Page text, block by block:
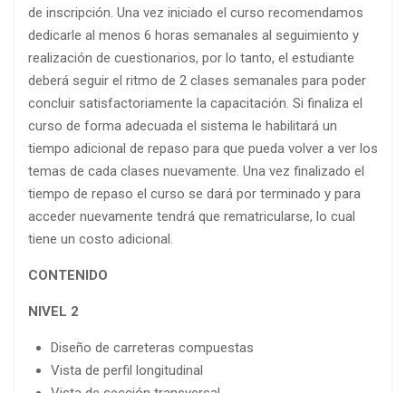
de inscripción. Una vez iniciado el curso recomendamos
dedicarle al menos 6 horas semanales al seguimiento y
realización de cuestionarios, por lo tanto, el estudiante
deberá seguir el ritmo de 2 clases semanales para poder
concluir satisfactoriamente la capacitación. Si finaliza el
curso de forma adecuada el sistema le habilitará un
tiempo adicional de repaso para que pueda volver a ver los
temas de cada clases nuevamente. Una vez finalizado el
tiempo de repaso el curso se dará por terminado y para
acceder nuevamente tendrá que rematricularse, lo cual
tiene un costo adicional.
CONTENIDO
NIVEL 2
Diseño de carreteras compuestas
Vista de perfil longitudinal